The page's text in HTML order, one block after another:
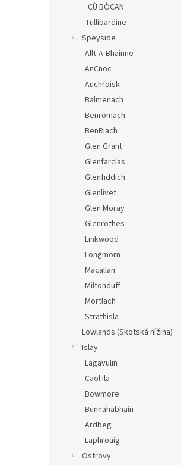
CÙ BÒCAN
Tullibardine
Speyside
Allt-A-Bhainne
AnCnoc
Auchroisk
Balmenach
Benromach
BenRiach
Glen Grant
Glenfarclas
Glenfiddich
Glenlivet
Glen Moray
Glenrothes
Linkwood
Longmorn
Macallan
Miltonduff
Mortlach
Strathisla
Lowlands (Skotská nížina)
Islay
Lagavulin
Caol Ila
Bowmore
Bunnahabhain
Ardbeg
Laphroaig
Ostrovy